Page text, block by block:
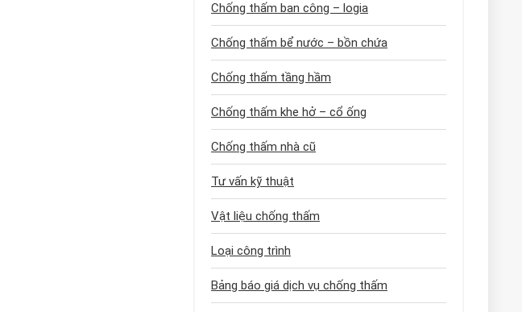
Chống thấm ban công – logia
Chống thấm bể nước – bồn chứa
Chống thấm tầng hầm
Chống thấm khe hở – cổ ống
Chống thấm nhà cũ
Tư vấn kỹ thuật
Vật liệu chống thấm
Loại công trình
Bảng báo giá dịch vụ chống thấm